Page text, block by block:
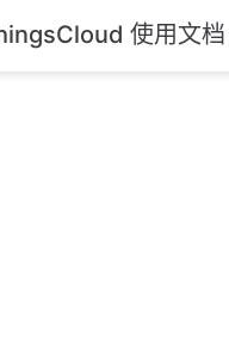
使用文档